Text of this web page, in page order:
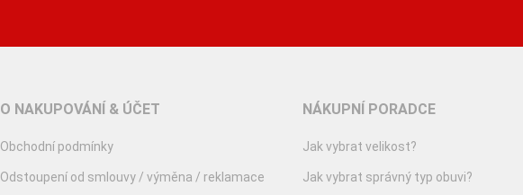
O NAKUPOVÁNÍ & ÚČET
Obchodní podmínky
Odstoupení od smlouvy / výměna / reklamace
NÁKUPNÍ PORADCE
Jak vybrat velikost?
Jak vybrat správný typ obuvi?